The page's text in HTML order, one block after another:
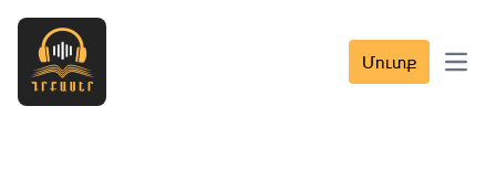
Մուտք Open